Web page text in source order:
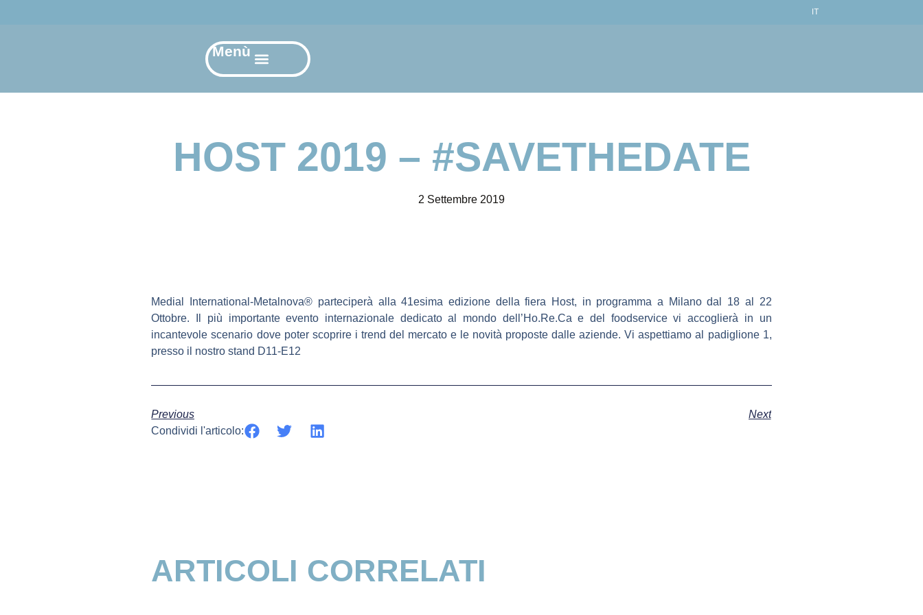
IT
Menù
HOST 2019 – #SAVETHEDATE
2 Settembre 2019
Medial International-Metalnova® parteciperà alla 41esima edizione della fiera Host, in programma a Milano dal 18 al 22
Ottobre.
Il più importante evento internazionale dedicato al mondo dell’Ho.Re.Ca e del foodservice vi accoglierà in un
incantevole scenario dove poter scoprire i trend del mercato e le novità proposte dalle aziende. Vi aspettiamo al padiglione 1,
presso il nostro stand D11-E12
Previous
Next
Condividi l'articolo:
ARTICOLI CORRELATI